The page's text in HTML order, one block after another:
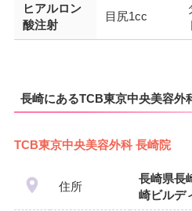
ヒアルロン
酸注射
目尻1cc
長崎にあるTCB東京中央美容外
TCB東京中央美容外科 長崎院
住所
長崎県長
崎ビルデ